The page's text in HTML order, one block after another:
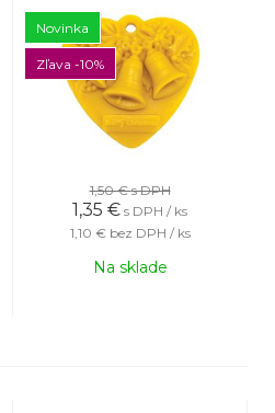
Novinka
Zľava -10%
1,50 €s DPH
1,35 € s DPH / ks
1,10 € bez DPH / ks
Na sklade